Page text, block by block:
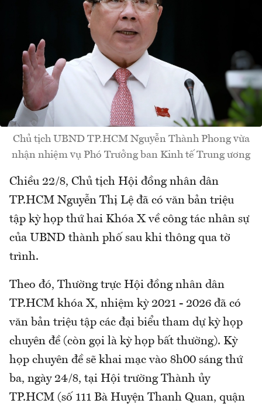
Chủ tịch UBND TP.HCM Nguyễn Thành Phong vừa
nhận nhiệm vụ Phó Trưởng ban Kinh tế Trung ương
Chiều 22/8, Chủ tịch Hội đồng nhân dân
TP.HCM Nguyễn Thị Lệ đã có văn bản triệu
tập kỳ họp thứ hai Khóa X về công tác nhân sự
của UBND thành phố sau khi thông qua tờ
trình.
Theo đó, Thường trực Hội đồng nhân dân
TP.HCM khóa X, nhiệm kỳ 2021 - 2026 đã có
văn bản triệu tập các đại biểu tham dự kỳ họp
chuyên đề (còn gọi là kỳ họp bất thường). Kỳ
họp chuyên đề sẽ khai mạc vào 8h00 sáng thứ
ba, ngày 24/8, tại Hội trường Thành ủy
TP.HCM (số 111 Bà Huyện Thanh Quan, quận